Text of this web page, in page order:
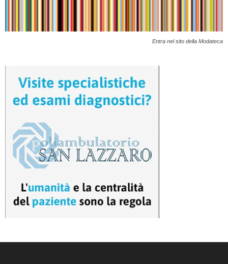
Entra nel sito della Modateca